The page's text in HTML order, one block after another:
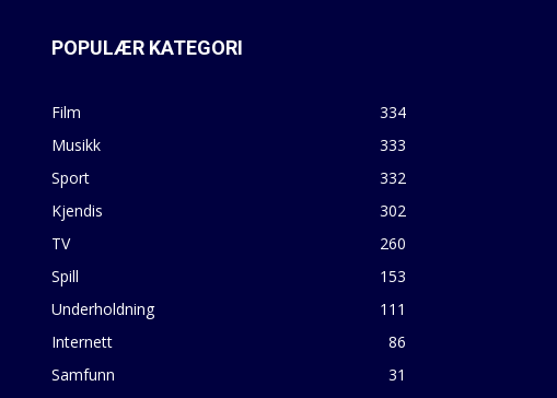
POPULÆR KATEGORI
Film
334
Musikk
333
Sport
332
Kjendis
302
TV
260
Spill
153
Underholdning
111
Internett
86
Samfunn
31